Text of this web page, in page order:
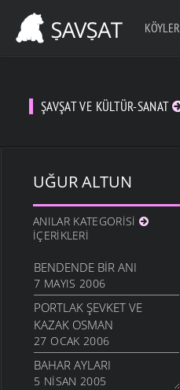
KÖYLER
ŞAVŞAT VE KÜLTÜR-SANAT
UĞUR ALTUN
ANILAR KATEGORISI
İÇERIKLERI
BENDENDE BİR ANI
7 MAYIS 2006
PORTLAK ŞEVKET VE
KAZAK OSMAN
27 OCAK 2006
BAHAR AYLARI
5 NISAN 2005